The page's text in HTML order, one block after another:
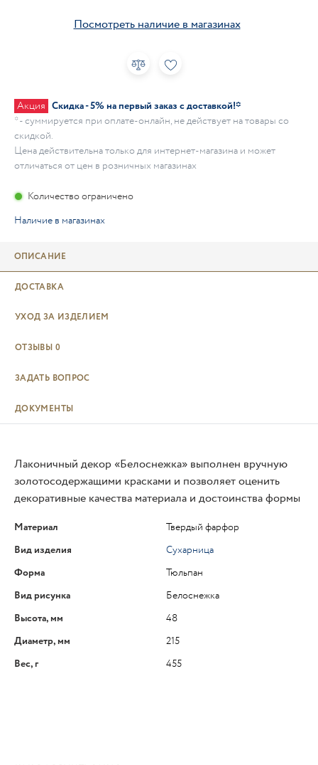
Посмотреть наличие в магазинах
Акция Скидка - 5% на первый заказ с доставкой!*
* - суммируется при оплате-онлайн, не действует на товары со
скидкой.
Цена действительна только для интернет-магазина и может
отличаться от цен в розничных магазинах
Количество ограничено
Наличие в магазинах
ОПИСАНИЕ
ДОСТАВКА
УХОД ЗА ИЗДЕЛИЕМ
ОТЗЫВЫ 0
ЗАДАТЬ ВОПРОС
ДОКУМЕНТЫ
Лаконичный декор «Белоснежка» выполнен вручную
золотосодержащими красками и позволяет оценить
декоративные качества материала и достоинства формы
Материал
Твердый фарфор
Вид изделия
Сухарница
Форма
Тюльпан
Вид рисунка
Белоснежка
Высота, мм
48
Диаметр, мм
215
Вес, г
455